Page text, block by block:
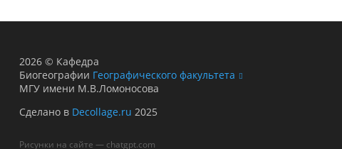
2026 © Кафедра
Биогеографии Географического факультета
МГУ имени М.В.Ломоносова
Сделано в Decollage.ru 2025
Рисунки на сайте — chatgpt.com